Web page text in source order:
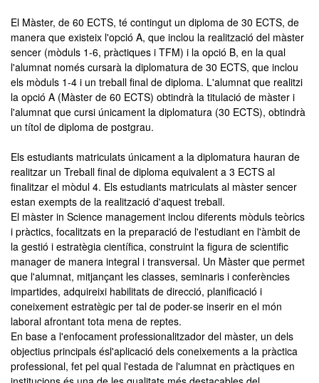
El Màster, de 60 ECTS, té contingut un diploma de 30 ECTS, de
manera que existeix l'opció A, que inclou la realització del màster
sencer (mòduls 1-6, pràctiques i TFM) i la opció B, en la qual
l'alumnat només cursarà la diplomatura de 30 ECTS, que inclou
els mòduls 1-4 i un treball final de diploma. L'alumnat que realitzi
la opció A (Màster de 60 ECTS) obtindrà la titulació de màster i
l'alumnat que cursi únicament la diplomatura (30 ECTS), obtindrà
un títol de diploma de postgrau.
Els estudiants matriculats únicament a la diplomatura hauran de
realitzar un Treball final de diploma equivalent a 3 ECTS al
finalitzar el mòdul 4. Els estudiants matriculats al màster sencer
estan exempts de la realització d'aquest treball.
El màster in Science management inclou diferents mòduls teòrics
i pràctics, focalitzats en la preparació de l'estudiant en l'àmbit de
la gestió i estratègia científica, construint la figura de scientific
manager de manera integral i transversal. Un Màster que permet
que l'alumnat, mitjançant les classes, seminaris i conferències
impartides, adquireixi habilitats de direcció, planificació i
coneixement estratègic per tal de poder-se inserir en el món
laboral afrontant tota mena de reptes.
En base a l'enfocament professionalitzador del màster, un dels
objectius principals ésl'aplicació dels coneixements a la pràctica
professional, fet pel qual l'estada de l'alumnat en pràctiques en